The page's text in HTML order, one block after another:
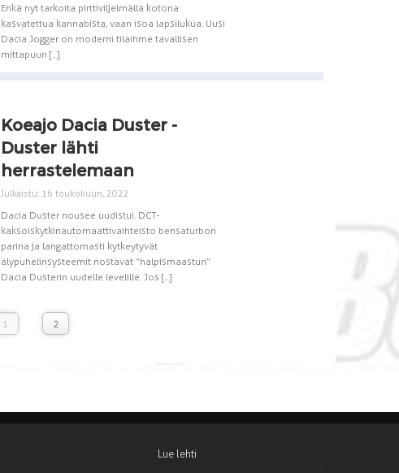
Enkä nyt tarkoita pirttiviljelmällä kotona
kasvatettua kannabista, vaan isoa lapsilukua. Uusi
Dacia Jogger on moderni tilaihme tavallisen
mittapuun [...]
Koeajo Dacia Duster -
Duster lähti
herrastelemaan
Julkaistu: 16 toukokuun, 2022
Dacia Duster nousee uudistui. DCT-
kaksoiskytkinautomaattivaihteisto bensaturbon
parina ja langattomasti kytkeytyvät
älypuhelinsysteemit nostavat ”halpismaasturi”
Dacia Dusterin uudelle levelille. Jos [...]
1 2
Lue lehti